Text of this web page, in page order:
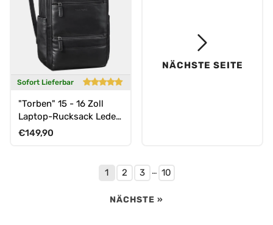
Sofort Lieferbar
"Torben" 15 - 16 Zoll
Laptop-Rucksack Leder
Groß für Herren &
Normaler Preis
€149,90
NÄCHSTE SEITE
1 2 3 … 10
NÄCHSTE »